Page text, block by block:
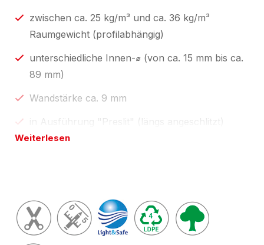
zwischen ca. 25 kg/m³ und ca. 36 kg/m³
Raumgewicht (profilabhängig)
unterschiedliche Innen-⌀ (von ca. 15 mm bis ca.
89 mm)
Wandstärke ca. 9 mm
in Ausführung "Preslit" (längs angeschlitzt)
Standardlängen 1 m und 2 m, zum
Länge(n) wie in Preistabelle unten oder
zugeschnitten auf Ihre Wunschlänge; Toleranzen
Weiterlesen